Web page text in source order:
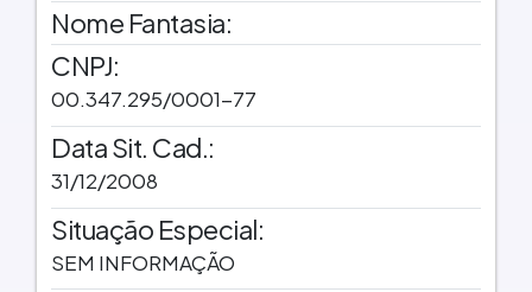
Nome Fantasia:
CNPJ:
00.347.295/0001-77
Data Sit. Cad.:
31/12/2008
Situação Especial:
SEM INFORMAÇÃO